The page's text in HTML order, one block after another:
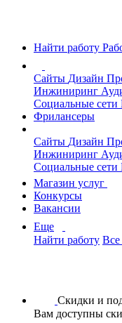
Найти работу
Сайты Дизайн
Инжиниринг
Социальные сети
Фрилансеры
Сайты Дизайн
Инжиниринг
Социальные сети
Магазин услуг
Конкурсы
Вакансии
Еще
Найти работу
Скидки и
Вам доступны